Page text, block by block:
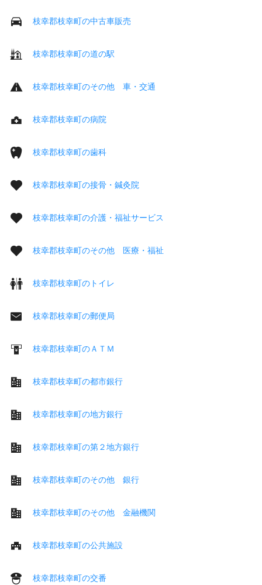
枝幸郡枝幸町の中古車販売
枝幸郡枝幸町の道の駅
枝幸郡枝幸町のその他 車・交通
枝幸郡枝幸町の病院
枝幸郡枝幸町の歯科
枝幸郡枝幸町の接骨・鍼灸院
枝幸郡枝幸町の介護・福祉サービス
枝幸郡枝幸町のその他 医療・福祉
枝幸郡枝幸町のトイレ
枝幸郡枝幸町の郵便局
枝幸郡枝幸町のＡＴＭ
枝幸郡枝幸町の都市銀行
枝幸郡枝幸町の地方銀行
枝幸郡枝幸町の第２地方銀行
枝幸郡枝幸町のその他 銀行
枝幸郡枝幸町のその他 金融機関
枝幸郡枝幸町の公共施設
枝幸郡枝幸町の交番